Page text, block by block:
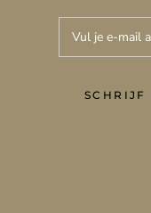
SCHRIJF